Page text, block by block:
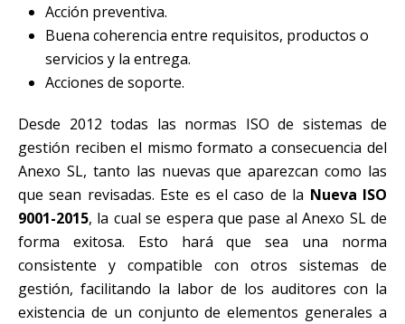
Acción preventiva.
Buena coherencia entre requisitos, productos o
servicios y la entrega.
Acciones de soporte.
Desde 2012 todas las normas ISO de sistemas de
gestión reciben el mismo formato a consecuencia del
Anexo SL, tanto las nuevas que aparezcan como las
que sean revisadas. Este es el caso de la Nueva ISO
9001-2015, la cual se espera que pase al Anexo SL de
forma exitosa. Esto hará que sea una norma
consistente y compatible con otros sistemas de
gestión, facilitando la labor de los auditores con la
existencia de un conjunto de elementos generales a